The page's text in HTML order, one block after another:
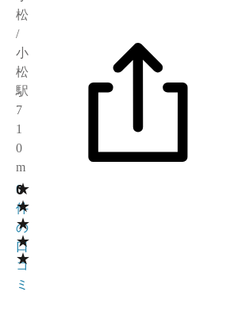
松
/
小
松
駅
7
1
0
m
★
★
★
★
★
0
0
件
の
口
コ
ミ